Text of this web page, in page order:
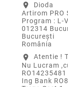
location_on
Dioda
Artirom PRO
Program : L-
012314
Bucureşti
România
location_on
Atentie !
Nu Lucram
Ing Bank